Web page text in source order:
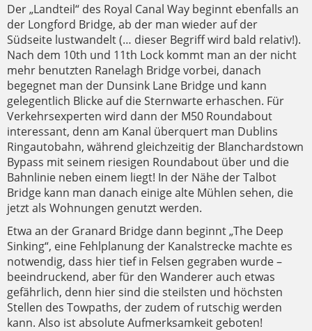
Der „Landteil“ des Royal Canal Way beginnt ebenfalls an
der Longford Bridge, ab der man wieder auf der
Südseite lustwandelt (… dieser Begriff wird bald relativ!).
Nach dem 10th und 11th Lock kommt man an der nicht
mehr benutzten Ranelagh Bridge vorbei, danach
begegnet man der Dunsink Lane Bridge und kann
gelegentlich Blicke auf die Sternwarte erhaschen. Für
Verkehrsexperten wird dann der M50 Roundabout
interessant, denn am Kanal überquert man Dublins
Ringautobahn, während gleichzeitig der Blanchardstown
Bypass mit seinem riesigen Roundabout über und die
Bahnlinie neben einem liegt! In der Nähe der Talbot
Bridge kann man danach einige alte Mühlen sehen, die
jetzt als Wohnungen genutzt werden.
Etwa an der Granard Bridge dann beginnt „The Deep
Sinking“, eine Fehlplanung der Kanalstrecke machte es
notwendig, dass hier tief in Felsen gegraben wurde –
beeindruckend, aber für den Wanderer auch etwas
gefährlich, denn hier sind die steilsten und höchsten
Stellen des Towpaths, der zudem of rutschig werden
kann. Also ist absolute Aufmerksamkeit geboten!